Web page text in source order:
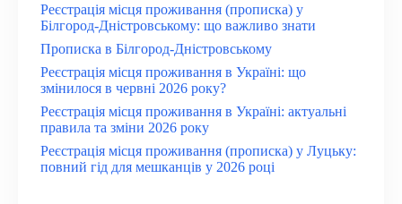
Реєстрація місця проживання (прописка) у
Білгород-Дністровському: що важливо знати
Прописка в Білгород-Дністровському
Реєстрація місця проживання в Україні: що
змінилося в червні 2026 року?
Реєстрація місця проживання в Україні: актуальні
правила та зміни 2026 року
Реєстрація місця проживання (прописка) у Луцьку:
повний гід для мешканців у 2026 році